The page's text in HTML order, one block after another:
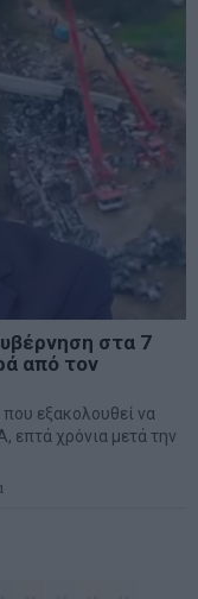
στα 7
από τον
εξακολουθεί να
επτά χρόνια μετά την